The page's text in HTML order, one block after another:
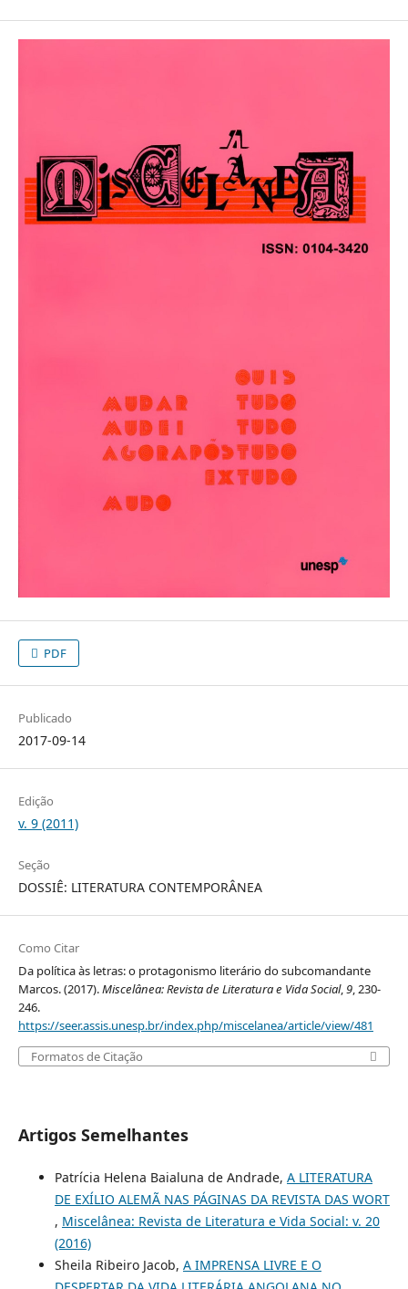
PDF
Publicado
2017-09-14
Edição
v. 9 (2011)
Seção
DOSSIÊ: LITERATURA CONTEMPORÂNEA
Como Citar
Da política às letras: o protagonismo literário do subcomandante
Marcos. (2017).Miscelânea: Revista de Literatura e Vida Social,9, 230-
246.
https://seer.assis.unesp.br/index.php/miscelanea/article/view/481
Formatos de Citação
Artigos Semelhantes
Patrícia Helena Baialuna de Andrade, A LITERATURA
DE EXÍLIO ALEMÃ NAS PÁGINAS DA REVISTA DAS WORT
, Miscelânea: Revista de Literatura e Vida Social: v. 20
(2016)
Sheila Ribeiro Jacob, A IMPRENSA LIVRE E O